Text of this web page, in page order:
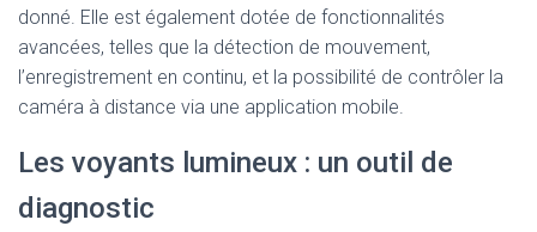
donné. Elle est également dotée de fonctionnalités
avancées, telles que la détection de mouvement,
l’enregistrement en continu, et la possibilité de contrôler la
caméra à distance via une application mobile.
Les voyants lumineux : un outil de
diagnostic